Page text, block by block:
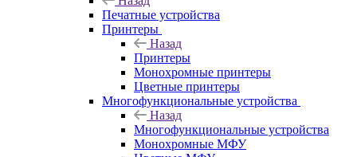
Печатные устройства
Принтеры
Назад
Принтеры
Моноxромныe принтеры
Цвeтныe принтеры
Многофункциональные устройства
Назад
Многофункциональные устройства
Монохромные МФУ